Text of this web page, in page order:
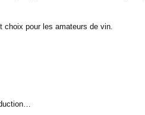
choix pour les amateurs de vin.